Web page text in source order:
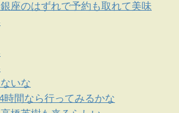
座のはずれで予約も取れて美味
いな
時間なら行ってみるかな